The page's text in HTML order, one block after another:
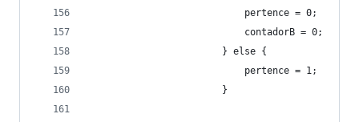
pertence = 0;
contadorB = 0;
                        } else {
pertence = 1;
                        }